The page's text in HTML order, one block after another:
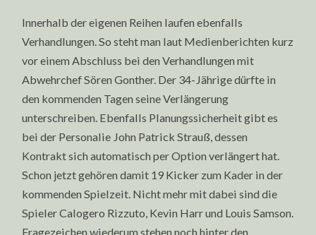
Innerhalb der eigenen Reihen laufen ebenfalls
Verhandlungen. So steht man laut Medienberichten kurz
vor einem Abschluss bei den Verhandlungen mit
Abwehrchef Sören Gonther. Der 34-Jährige dürfte in
den kommenden Tagen seine Verlängerung
unterschreiben. Ebenfalls Planungssicherheit gibt es
bei der Personalie John Patrick Strauß, dessen
Kontrakt sich automatisch per Option verlängert hat.
Schon jetzt gehören damit 19 Kicker zum Kader in der
kommenden Spielzeit. Nicht mehr mit dabei sind die
Spieler Calogero Rizzuto, Kevin Harr und Louis Samson.
Fragezeichen wiederum stehen noch hinter den